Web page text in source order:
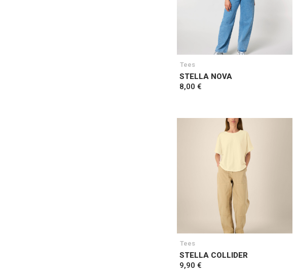
Tees
STELLA NOVA
8,00 €
Tees
STELLA COLLIDER
9,90 €